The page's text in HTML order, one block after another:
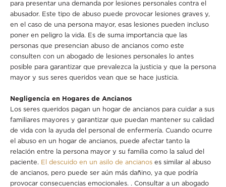
para presentar una demanda por lesiones personales contra el
abusador. Este tipo de abuso puede provocar lesiones graves y,
en el caso de una persona mayor, esas lesiones pueden incluso
poner en peligro la vida. Es de suma importancia que las
personas que presencian abuso de ancianos como este
consulten con un abogado de lesiones personales lo antes
posible para garantizar que prevalezca la justicia y que la persona
mayor y sus seres queridos vean que se hace justicia.
Negligencia en Hogares de Ancianos
Los seres queridos pagan un hogar de ancianos para cuidar a sus
familiares mayores y garantizar que puedan mantener su calidad
de vida con la ayuda del personal de enfermería. Cuando ocurre
el abuso en un hogar de ancianos, puede afectar tanto la
relación entre la persona mayor y su familia como la salud del
paciente. El descuido en un asilo de ancianos es similar al abuso
de ancianos, pero puede ser aún más dañino, ya que podría
provocar consecuencias emocionales. . Consultar a un abogado